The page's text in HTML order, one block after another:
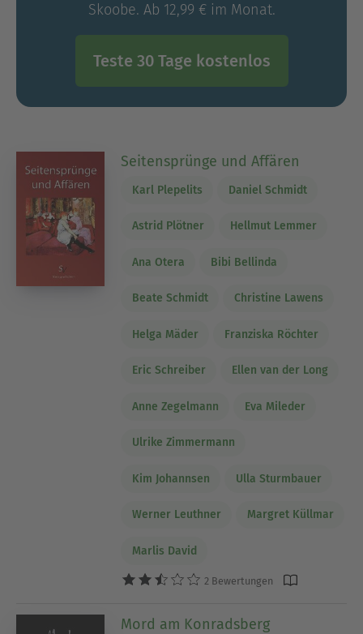
Skoobe. Ab 12,99 € im Monat.
Teste 30 Tage kostenlos
Seitensprünge und Affären
Karl Plepelits Daniel Schmidt
Astrid Plötner Hellmut Lemmer
Ana Otera Bibi Bellinda
Beate Schmidt Christine Lawens
Helga Mäder Franziska Röchter
Eric Schreiber Ellen van der Long
Anne Zegelmann Eva Mileder
Ulrike Zimmermann
Kim Johannsen Ulla Sturmbauer
Werner Leuthner Margret Küllmar
Marlis David
2 Bewertungen
Mord am Konradsberg